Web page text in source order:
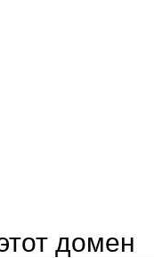
домен